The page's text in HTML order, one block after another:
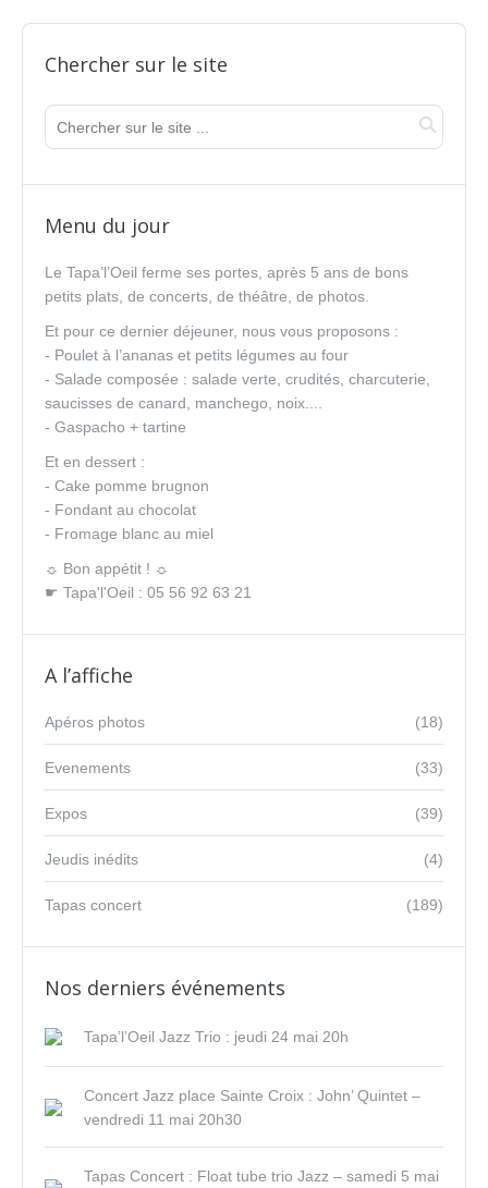
Chercher sur le site
Menu du jour
Le Tapa’l’Oeil ferme ses portes, après 5 ans de bons
petits plats, de concerts, de théâtre, de photos.
Et pour ce dernier déjeuner, nous vous proposons :
- Poulet à l’ananas et petits légumes au four
- Salade composée : salade verte, crudités, charcuterie,
saucisses de canard, manchego, noix....
- Gaspacho + tartine
Et en dessert :
- Cake pomme brugnon
- Fondant au chocolat
- Fromage blanc au miel
☼ Bon appétit ! ☼
☛ Tapa'l'Oeil : 05 56 92 63 21
A l’affiche
(18)
Apéros photos
(33)
Evenements
(39)
Expos
(4)
Jeudis inédits
(189)
Tapas concert
Nos derniers événements
Tapa’l’Oeil Jazz Trio : jeudi 24 mai 20h
Concert Jazz place Sainte Croix : John’ Quintet –
vendredi 11 mai 20h30
Tapas Concert : Float tube trio Jazz – samedi 5 mai